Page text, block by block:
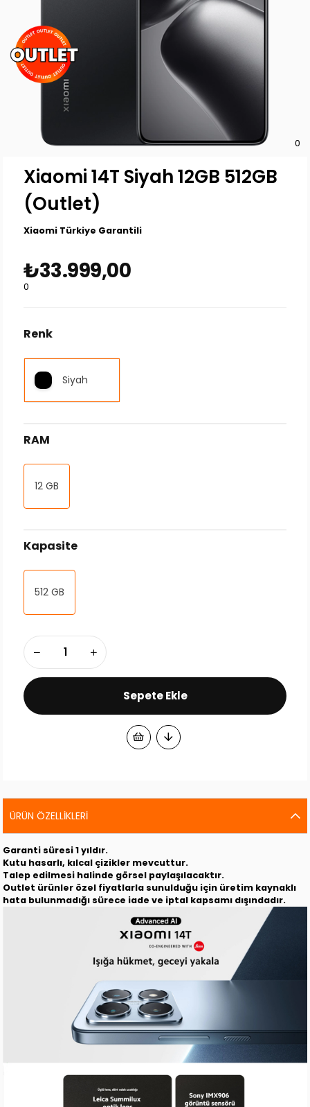
0
Xiaomi 14T Siyah 12GB 512GB
(Outlet)
Xiaomi Türkiye Garantili
₺33.999,00
0
Renk
Siyah
RAM
12 GB
Kapasite
512 GB
ÜRÜN ÖZELLIKLERI
Garanti süresi 1 yıldır.
Kutu hasarlı, kılcal çizikler mevcuttur.
Talep edilmesi halinde görsel paylaşılacaktır.
Outlet ürünler özel fiyatlarla sunulduğu için üretim kaynaklı
hata bulunmadığı sürece iade ve iptal kapsamı dışındadır.